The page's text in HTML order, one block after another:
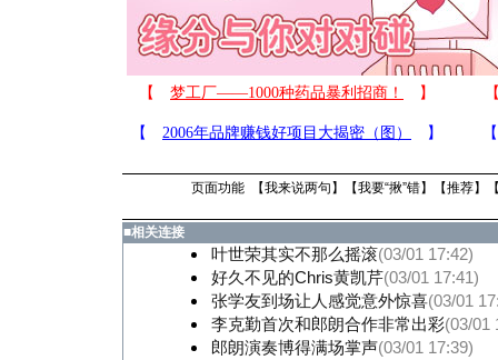
页面功能 【我来说两句 】【我要“揪”错】【推荐】
■相关连接
叶世荣其实不那么摇滚(03/01 17:42)
好久不见的Chris黄凯芹(03/01 17:41)
张学友到场让人感觉意外惊喜(03/01
李克勤首次和郎朗合作非常出彩(03/01
郎朗演奏博得满场掌声(03/01 17:39)